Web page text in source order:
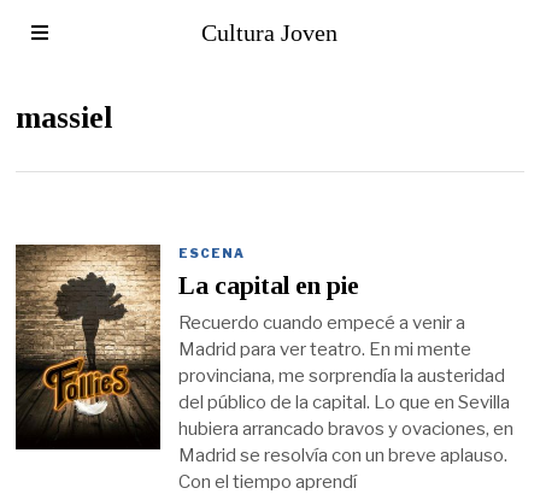
Cultura Joven
massiel
ESCENA
La capital en pie
Recuerdo cuando empecé a venir a
Madrid para ver teatro. En mi mente
provinciana, me sorprendía la austeridad
del público de la capital. Lo que en Sevilla
hubiera arrancado bravos y ovaciones, en
Madrid se resolvía con un breve aplauso.
Con el tiempo aprendí